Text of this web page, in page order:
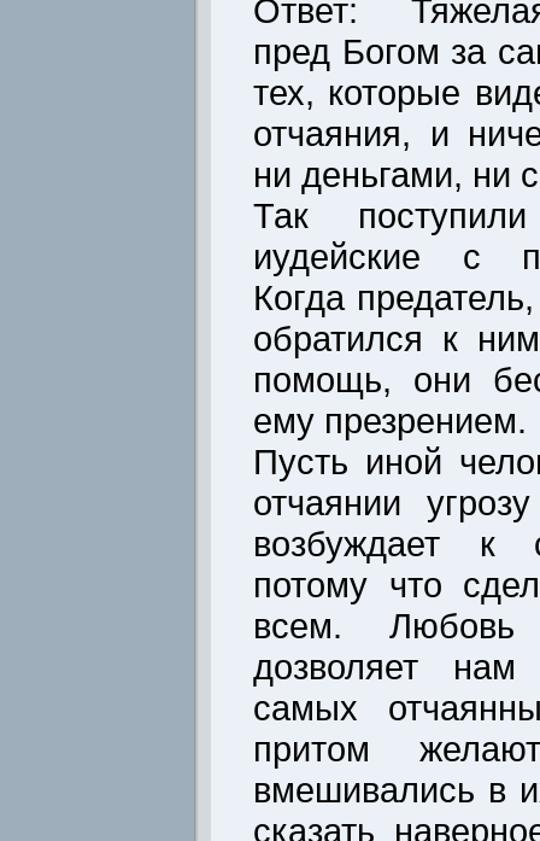
Ответ:
пред Богом за
тех, которые
отчаяния, и
ни деньгами, ни
Так
иудейские с
Когда
обратился к
помощь, они
ему презрением.
Пусть иной
отчаянии
возбуждает к
потому что
всем. Любовь
дозволяет
самых
притом
вмешивались в
сказать